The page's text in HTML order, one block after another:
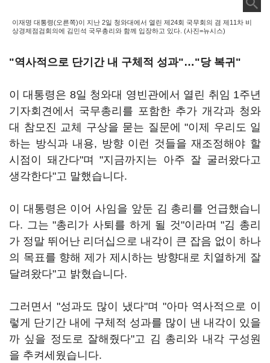
이재명 대통령(오른쪽)이 지난 2일 청와대에서 열린 제24회 국무회의 겸 제11차 비
상경제점검회의에 김민석 국무총리와 함께 입장하고 있다. (사진=뉴시스)
"역사적으로 단기간 내 구체적 성과"…"당 복귀"
이 대통령은 8일 청와대 영빈관에서 열린 취임 1주년
기자회견에서 국무총리를 포함한 추가 개각과 청와
대 참모진 교체 구상을 묻는 질문에 "이제 우리도 일
하는 방식과 내용, 방향 이런 것들을 재조정해야 할
시점이 돼간다"며 "지금까지는 아주 잘 굴러왔다고
생각한다"고 말했습니다.
이 대통령은 이어 사임을 앞둔 김 총리를 언급했습니
다. 그는 "총리가 사퇴를 하게 될 것"이라며 "김 총리
가 정말 뛰어난 리더십으로 내각이 큰 잡음 없이 하나
의 목표를 향해 제가 제시하는 방향대로 치열하게 잘
달려왔다"고 밝혔습니다.
그러면서 "성과도 많이 냈다"며 "아마 역사적으로 이
렇게 단기간 내에 구체적 성과를 많이 낸 내각이 있을
까 싶을 정도로 잘해줬다"고 김 총리와 내각 구성원
을 추켜세웠습니다.